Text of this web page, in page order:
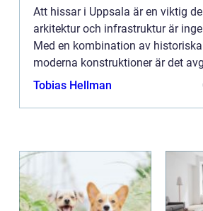
Att hissar i Uppsala är en viktig
arkitektur och infrastruktur är
Med en kombination av
moderna konstruktioner är det
säkerställa att alla fastighete...
Tobias Hellman